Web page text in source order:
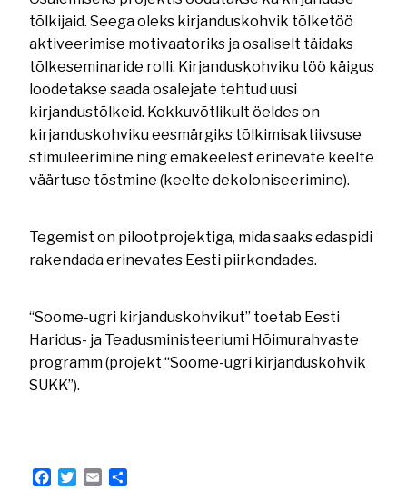
tõlkijaid. Seega oleks kirjanduskohvik tõlketöö
aktiveerimise motivaatoriks ja osaliselt täidaks
tõlkeseminaride rolli. Kirjanduskohviku töö käigus
loodetakse saada osalejate tehtud uusi
kirjandustõlkeid. Kokkuvõtlikult öeldes on
kirjanduskohviku eesmärgiks tõlkimisaktiivsuse
stimuleerimine ning emakeelest erinevate keelte
väärtuse tõstmine (keelte dekoloniseerimine).
Tegemist on pilootprojektiga, mida saaks edaspidi
rakendada erinevates Eesti piirkondades.
“Soome-ugri kirjanduskohvikut” toetab Eesti
Haridus- ja Teadusministeeriumi Hõimurahvaste
programm (projekt “Soome-ugri kirjanduskohvik
SUKK”).
Facebook
Twitter
Email